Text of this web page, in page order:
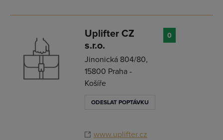
Uplifter CZ
s.r.o.
Jinonická 804/80,
15800 Praha -
Košíře
ODESLAT POPTÁVKU
www.uplifter.cz
0